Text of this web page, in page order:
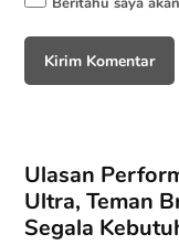
Ulasan
Ultra, Teman
Segala